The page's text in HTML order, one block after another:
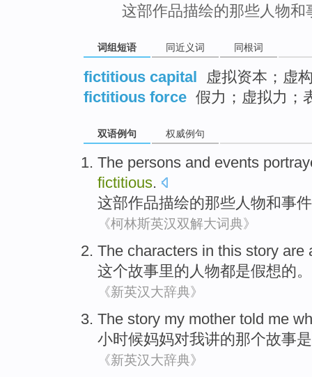
这部作品描绘的那些人物和
词组短语 同近义词 同根词
fictitious capital
虚拟资本；虚
fictitious force 假力；虚拟力；
双语例句 权威例句
The persons and events
fictitious.
这部作品描绘的那些人物和事件
《柯林斯英汉双解大词典》
The characters in this story are
这个故事里的 人物都是假想的。
《新英汉大辞典》
The story my mother told me
小时候妈妈对我讲的那个故事是
《新英汉大辞典》